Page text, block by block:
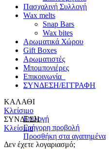
Επιλογή
Γρήγορη προβολή
Προσθήκη στα αγαπημένα
Πασχαλινή Συλλογή
Wax melts
Snap Bars
Wax bites
Αρωματικά Χώρου
Gift Boxes
Αρωματιστές
Μπομπονιέρες
Επικοινωνία
ΣΥΝΔΕΣΗ/ΕΓΓΡΑΦΗ
ΚΑΛΑΘΙ
Κλείσιμο
ΣΥΝΔΕΣΗ
Κλείσιμο
Δεν έχετε λογαριασμό;